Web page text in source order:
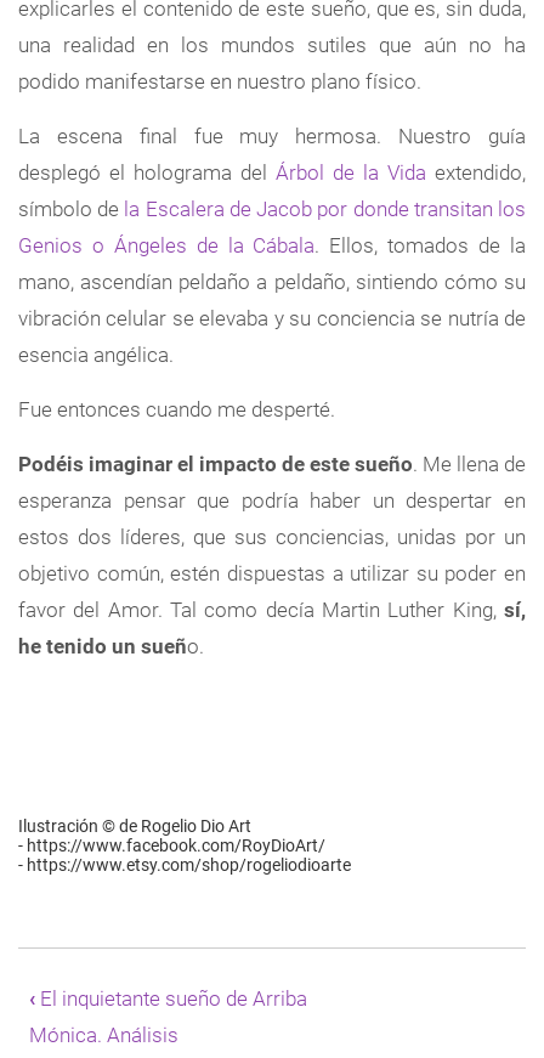
explicarles el contenido de este sueño, que es, sin duda,
una realidad en los mundos sutiles que aún no ha
podido manifestarse en nuestro plano físico.
La escena final fue muy hermosa. Nuestro guía
desplegó el holograma del Árbol de la Vida extendido,
símbolo de la Escalera de Jacob por donde transitan los
Genios o Ángeles de la Cábala. Ellos, tomados de la
mano, ascendían peldaño a peldaño, sintiendo cómo su
vibración celular se elevaba y su conciencia se nutría de
esencia angélica.
Fue entonces cuando me desperté.
Podéis imaginar el impacto de este sueño. Me llena de
esperanza pensar que podría haber un despertar en
estos dos líderes, que sus conciencias, unidas por un
objetivo común, estén dispuestas a utilizar su poder en
favor del Amor. Tal como decía Martin Luther King, sí,
he tenido un sueño.
Ilustración © de Rogelio Dio Art
- https://www.facebook.com/RoyDioArt/
- https://www.etsy.com/shop/rogeliodioarte
transversales
de
Book
‹El inquietante sueño de
Mónica. Análisis
Arriba